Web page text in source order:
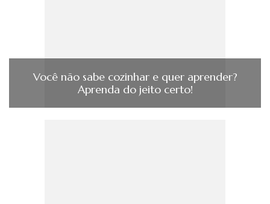
Você não sabe cozinhar e quer aprender?
Aprenda do jeito certo!